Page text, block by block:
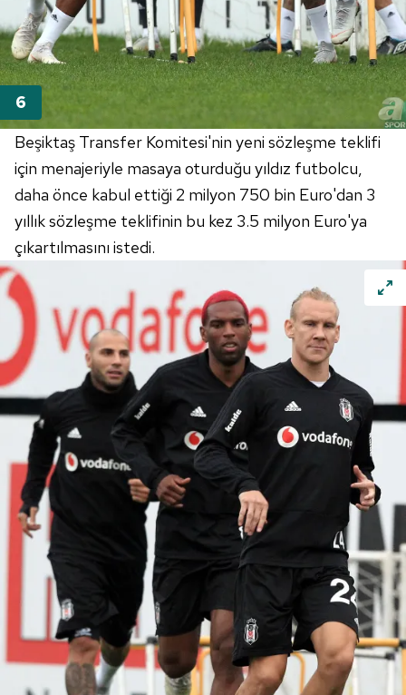
Beşiktaş Transfer Komitesi'nin yeni sözleşme teklifi
için menajeriyle masaya oturduğu yıldız futbolcu,
daha önce kabul ettiği 2 milyon 750 bin Euro'dan 3
yıllık sözleşme teklifinin bu kez 3.5 milyon Euro'ya
çıkartılmasını istedi.